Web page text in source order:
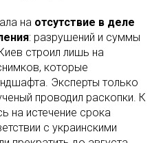
на отсутствие в деле
: разрушений и суммы
строил лишь на
которые
Эксперты только
проводил раскопки. К
на истечение срока
с украинскими